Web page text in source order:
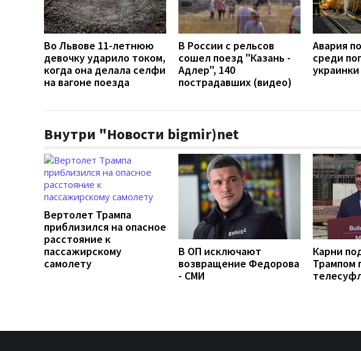
Во Львове 11-летнюю
девочку ударило током,
когда она делала селфи
на вагоне поезда
В России с рельсов
сошел поезд "Казань -
Адлер", 140
пострадавших (видео)
Авария
среди
украинки
Внутри "Новости bigmir)net
Вертолет Трампа
приблизился на опасное
расстояние к
пассажирскому
самолету
В ОП исключают
возвращение Федорова
- СМИ
Карни
Трампом